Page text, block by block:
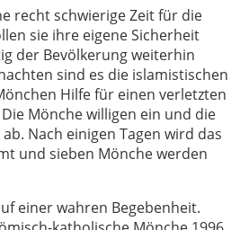
recht schwierige Zeit für die
sie ihre eigene Sicherheit
der Bevölkerung weiterhin
sind es die islamistischen
Hilfe für einen verletzten
Mönche willigen ein und die
Nach einigen Tagen wird das
und sieben Mönche werden
einer wahren Begebenheit.